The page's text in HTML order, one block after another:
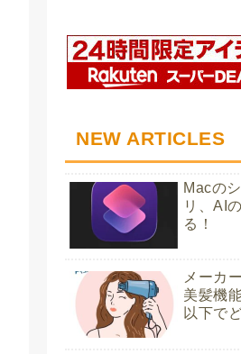
NEW ARTICLES
Macの
リ、AI
る！
メーカ
美髪機
以下で